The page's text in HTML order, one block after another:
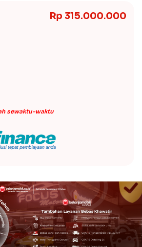
Rp 315.000.000
sewaktu-waktu